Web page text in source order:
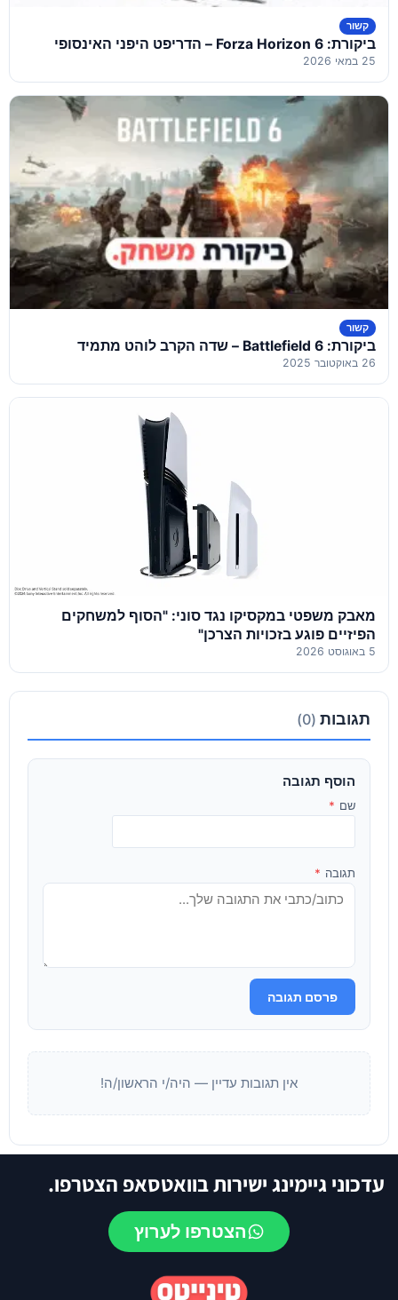
קשור
ביקורת: Forza Horizon 6 – הדריפט היפני האינסופי
25 במאי 2026
קשור
ביקורת: Battlefield 6 – שדה הקרב לוהט מתמיד
26 באוקטובר 2025
מאבק משפטי במקסיקו נגד סוני: "הסוף למשחקים
הפיזיים פוגע בזכויות הצרכן"
5 באוגוסט 2026
תגובות (0)
הוסף תגובה
שם *
תגובה *
פרסם תגובה
אין תגובות עדיין — היה/י הראשון/ה!
עדכוני גיימינג ישירות בוואטסאפ הצטרפו.
הצטרפו לערוץ